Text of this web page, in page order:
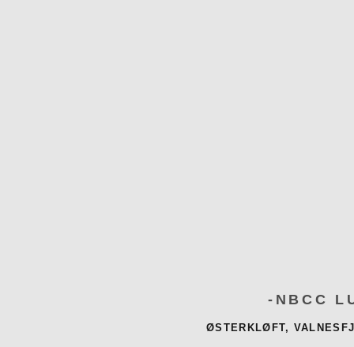
-NBCC
ØSTERKLØFT,